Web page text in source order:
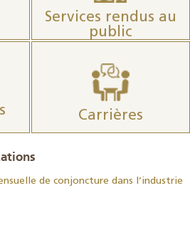
Services rendus au
public
Carrières
de conjoncture dans l’industrie